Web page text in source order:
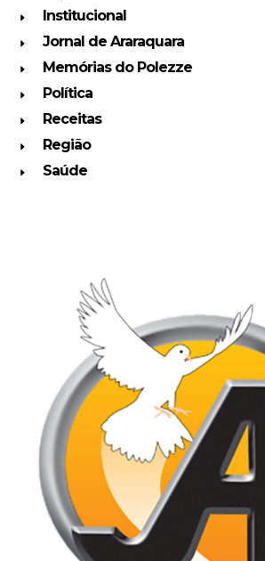
Institucional
Jornal de Araraquara
Memórias do Polezze
Política
Receitas
Região
Saúde